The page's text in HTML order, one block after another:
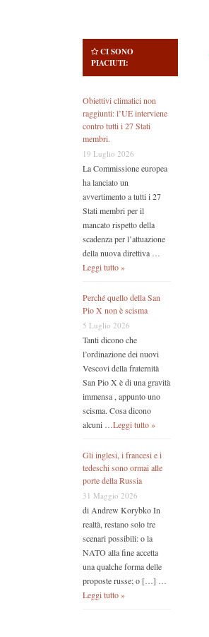
CI SONO
PIACIUTI:
Obiettivi climatici non
raggiunti: l’UE interviene
contro tutti i 27 Stati
membri.
19 Luglio 2026
La Commissione europea
ha lanciato un
avvertimento a tutti i 27
Stati membri per il
mancato rispetto della
scadenza per l’attuazione
della nuova direttiva …
Leggi tutto »
Perché quello della San
Pio X non è scisma
5 Luglio 2026
Tanti dicono che
l’ordinazione dei nuovi
Vescovi della fraternità
San Pio X è di una gravità
immensa , appunto uno
scisma. Cosa dicono
alcuni …Leggi tutto »
Gli inglesi, i francesi e i
tedeschi sono ormai alle
porte della Russia
31 Maggio 2026
di Andrew Korybko In
realtà, restano solo tre
scenari possibili: o la
NATO alla fine accetta
una qualche forma delle
proposte russe; o […] …
Leggi tutto »